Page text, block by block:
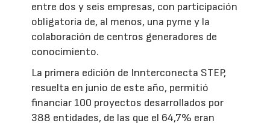
entre dos y seis empresas, con participación
obligatoria de, al menos, una pyme y la
colaboración de centros generadores de
conocimiento.
La primera edición de Innterconecta STEP,
resuelta en junio de este año, permitió
financiar 100 proyectos desarrollados por
388 entidades, de las que el 64,7% eran